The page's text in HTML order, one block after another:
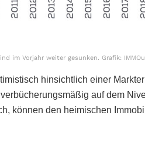
im Vorjahr weiter gesunken. Grafik:
hinsichtlich einer
auf dem
können den heimischen